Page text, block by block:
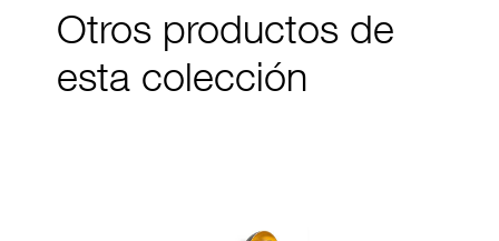
Otros productos de
esta colección